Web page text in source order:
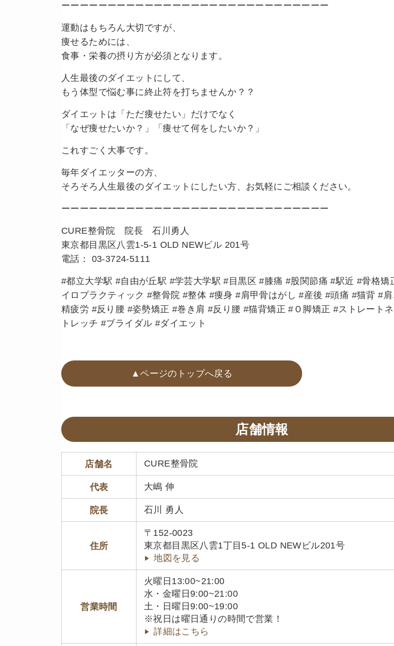
ーーーーーーーーーーーーーーーーーーーーーーーーーーーーー
運動はもちろん大切ですが、
痩せるためには、
食事・栄養の摂り方が必須となります。
人生最後のダイエットにして、
もう体型で悩む事に終止符を打ちませんか？？
ダイエットは「ただ痩せたい」だけでなく
「なぜ痩せたいか？」「痩せて何をしたいか？」
これすごく大事です。
毎年ダイエッターの方、
そろそろ人生最後のダイエットにしたい方、お気軽にご相談ください。
ーーーーーーーーーーーーーーーーーーーーーーーーーーーーー
CURE整骨院 院長 石川勇人
東京都目黒区八雲1-5-1 OLD NEWビル 201号
電話： 03-3724-5111
#都立大学駅 #自由が丘駅 #学芸大学駅 #目黒区 #膝痛 #股関節痛 #駅近 #骨格矯
イロプラクティック #整骨院 #整体 #痩身 #肩甲骨はがし #産後 #頭痛 #猫背 #
精疲労 #反り腰 #姿勢矯正 #巻き肩 #反り腰 #猫背矯正 #Ｏ脚矯正 #ストレート
トレッチ #ブライダル #ダイエット
▲ページのトップへ戻る
店舗情報
店舗名 CURE整骨院
代表 大嶋 伸
院長 石川 勇人
住所
〒152-0023
東京都目黒区八雲1丁目5-1 OLD NEWビル201号
地図を見る
営業時間
火曜日13:00~21:00
水・金曜日9:00~21:00
土・日曜日9:00~19:00
※祝日は曜日通りの時間で営業！
詳細はこちら